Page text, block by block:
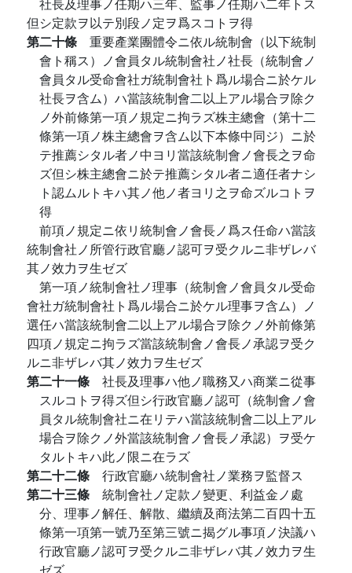
但シ定款ヲ以テ別段ノ定ヲ爲スコトヲ得
第二十條 重要產業團體令ニ依ル統制會（以下統制
會ト稱ス）ノ會員タル統制會社ノ社長（統制會ノ
會員タル受命會社ガ統制會社ト爲ル場合ニ於ケル
社長ヲ含ム）ハ當該統制會二以上アル場合ヲ除ク
ノ外前條第一項ノ規定ニ拘ラズ株主總會（第十二
條第一項ノ株主總會ヲ含ム以下本條中同ジ）ニ於
テ推薦シタル者ノ中ヨリ當該統制會ノ會長之ヲ命
ズ但シ株主總會ニ於テ推薦シタル者ニ適任者ナシ
ト認ムルトキハ其ノ他ノ者ヨリ之ヲ命ズルコトヲ
得
前項ノ規定ニ依リ統制會ノ會長ノ爲ス任命ハ當該
統制會社ノ所管行政官廳ノ認可ヲ受クルニ非ザレバ
其ノ效力ヲ生ゼズ
第一項ノ統制會社ノ理事（統制會ノ會員タル受命
會社ガ統制會社ト爲ル場合ニ於ケル理事ヲ含ム）ノ
選任ハ當該統制會二以上アル場合ヲ除クノ外前條第
四項ノ規定ニ拘ラズ當該統制會ノ會長ノ承認ヲ受ク
ルニ非ザレバ其ノ效力ヲ生ゼズ
第二十一條 社長及理事ハ他ノ職務又ハ商業ニ從事
スルコトヲ得ズ但シ行政官廳ノ認可（統制會ノ會
員タル統制會社ニ在リテハ當該統制會二以上アル
場合ヲ除クノ外當該統制會ノ會長ノ承認）ヲ受ケ
タルトキハ此ノ限ニ在ラズ
第二十二條 行政官廳ハ統制會社ノ業務ヲ監督ス
第二十三條 統制會社ノ定款ノ變更、利益金ノ處
分、理事ノ解任、解散、繼續及商法第二百四十五
條第一項第一號乃至第三號ニ揭グル事項ノ決議ハ
行政官廳ノ認可ヲ受クルニ非ザレバ其ノ效力ヲ生